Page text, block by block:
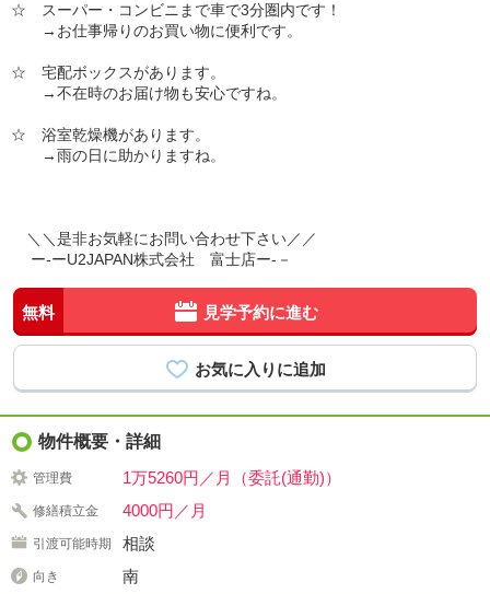
☆ スーパー・コンビニまで車で3分圏内です！
→お仕事帰りのお買い物に便利です。
☆ 宅配ボックスがあります。
→不在時のお届け物も安心ですね。
☆ 浴室乾燥機があります。
→雨の日に助かりますね。
＼＼是非お気軽にお問い合わせ下さい／／
ー-ーU2JAPAN株式会社 富士店ー-－
無料 見学予約に進む
物件概要・詳細
管理費 1万5260円／月（委託(通勤)）
修繕積立金 4000円／月
引渡可能時期 相談
向き 南